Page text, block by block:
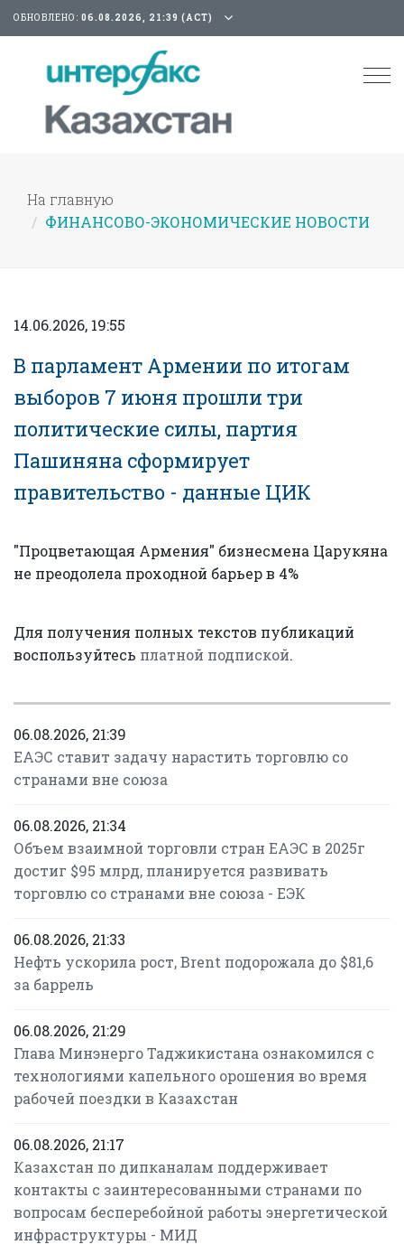
ОБНОВЛЕНО: 06.08.2026, 21:39 (АСТ)
На главную
ФИНАНСОВО-ЭКОНОМИЧЕСКИЕ НОВОСТИ
14.06.2026, 19:55
В парламент Армении по итогам
выборов 7 июня прошли три
политические силы, партия
Пашиняна сформирует
правительство - данные ЦИК
"Процветающая Армения" бизнесмена Царукяна
не преодолела проходной барьер в 4%
Для получения полных текстов публикаций
воспользуйтесь платной подпиской.
06.08.2026, 21:39
ЕАЭС ставит задачу нарастить торговлю со
странами вне союза
06.08.2026, 21:34
Объем взаимной торговли стран ЕАЭС в 2025г
достиг $95 млрд, планируется развивать
торговлю со странами вне союза - ЕЭК
06.08.2026, 21:33
Нефть ускорила рост, Brent подорожала до $81,6
за баррель
06.08.2026, 21:29
Глава Минэнерго Таджикистана ознакомился с
технологиями капельного орошения во время
рабочей поездки в Казахстан
06.08.2026, 21:17
Казахстан по дипканалам поддерживает
контакты с заинтересованными странами по
вопросам бесперебойной работы энергетической
инфраструктуры - МИД